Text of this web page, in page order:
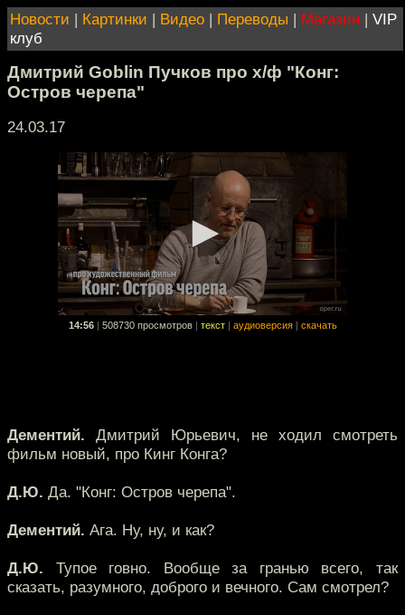
Новости | Картинки | Видео | Переводы | Магазин | VIP
клуб
Дмитрий Goblin Пучков про х/ф "Конг:
Остров черепа"
24.03.17
14:56 508730 просмотров текст аудиоверсия скачать
Дементий. Дмитрий Юрьевич, не ходил смотреть
фильм новый, про Кинг Конга?
Д.Ю. Да. "Конг: Остров черепа".
Дементий. Ага. Ну, ну, и как?
Д.Ю. Тупое говно. Вообще за гранью всего, так
сказать, разумного, доброго и вечного. Сам смотрел?